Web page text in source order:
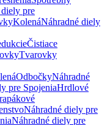
pre
KolenáNáhradné diely
Čistiace
Tvarovky
OdbočkyNáhradné
pre SpojeniaHrdlové
Náhradné diely pre
Náhradné diely pre